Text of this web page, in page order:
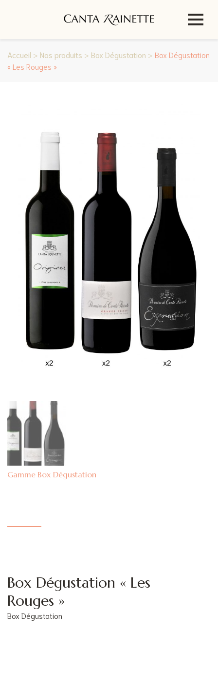
Accueil > Nos produits > Box Dégustation > Box Dégustation
« Les Rouges »
Box Dégustation
Box Dégustation « Les
Rouges »
Box Dégustation